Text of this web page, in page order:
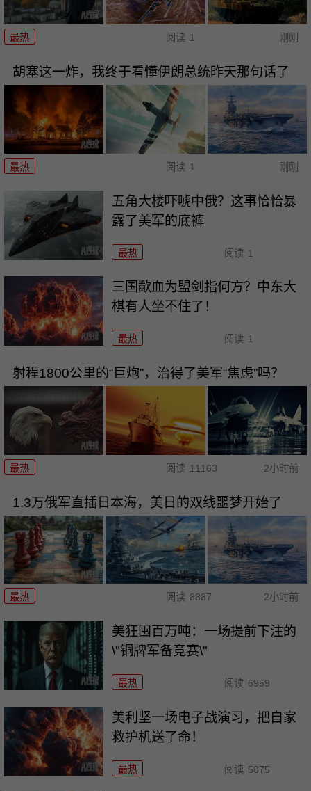
最热 阅读 1 刚刚
胡塞这一炸，我终于看懂伊朗总统昨天那句话了
最热 阅读 1 刚刚
五角大楼吓唬中俄？这事恰恰暴
露了美军的底裤
最热 阅读 1
三国歃血为盟剑指何方？中东大
棋有人坐不住了！
最热 阅读 1
射程1800公里的“巨炮”，治得了美军“焦虑”吗？
最热 阅读 11163 2小时前
1.3万俄军直插日本海，美日的双线噩梦开始了
最热 阅读 8887 2小时前
美狂囤百万吨：一场提前下注的
\"铜牌军备竞赛\"
最热 阅读 6959
美利坚一场电子战演习，把自家
救护机送了命！
最热 阅读 5875